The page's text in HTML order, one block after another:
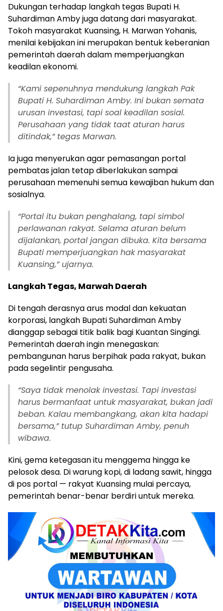
Dukungan terhadap langkah tegas Bupati H.
Suhardiman Amby juga datang dari masyarakat.
Tokoh masyarakat Kuansing, H. Marwan Yohanis,
menilai kebijakan ini merupakan bentuk keberanian
pemerintah daerah dalam memperjuangkan
keadilan ekonomi.
“Kami sepenuhnya mendukung langkah Pak
Bupati H. Suhardiman Amby. Ini bukan semata
urusan investasi, tapi soal keadilan sosial.
Perusahaan yang tidak taat aturan harus
ditindak,” tegas Marwan.
Ia juga menyerukan agar pemasangan portal
pembatas jalan tetap diberlakukan sampai
perusahaan memenuhi semua kewajiban hukum dan
sosialnya.
“Portal itu bukan penghalang, tapi simbol
perlawanan rakyat. Selama aturan belum
dijalankan, portal jangan dibuka. Kita bersama
Bupati memperjuangkan hak masyarakat
Kuansing,” ujarnya.
Langkah Tegas, Marwah Daerah
Di tengah derasnya arus modal dan kekuatan
korporasi, langkah Bupati Suhardiman Amby
dianggap sebagai titik balik bagi Kuantan Singingi.
Pemerintah daerah ingin menegaskan:
pembangunan harus berpihak pada rakyat, bukan
pada segelintir pengusaha.
“Saya tidak menolak investasi. Tapi investasi
harus bermanfaat untuk masyarakat, bukan jadi
beban. Kalau membangkang, akan kita hadapi
bersama,” tutup Suhardiman Amby, penuh
wibawa.
Kini, gema ketegasan itu menggema hingga ke
pelosok desa. Di warung kopi, di ladang sawit, hingga
di pos portal — rakyat Kuansing mulai percaya,
pemerintah benar-benar berdiri untuk mereka.